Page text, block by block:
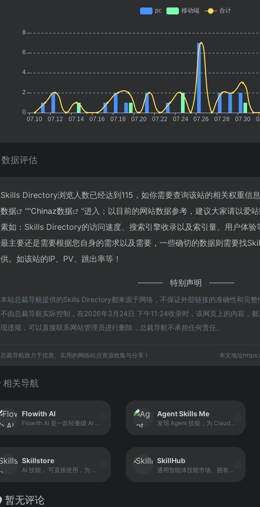
数据评估
Skills Directory浏览人数已经达到115，如你需要查询该站的相关权重信
数据
""Chinaz数据
"进入；以目前的网站数据参考，建议大家请以爱
素如：Skills Directory的访问速度、搜索引擎收录以及索引量、用户体验
最主要还是需要根据您自身的需求以及需要，一些确切的数据则需要找
供。如该站的IP、PV、跳出率等！
特别声明
本站总裁导航提供的Skills Directory都来源于网络，不保证外部链接的准确性和完整
不由总裁导航实际控制，在2026年3月24日 下午11:24收录时，该网页上的内容，
现违规，可以直接联系网站管理员进行删除，总裁导航不承担任何责任。
总裁导航致力于优质、实用的网络站点资源收集与分享！ 本文地址
相关导航
Flowith AI
Flowith AI 是一款轻量级 AI 创作与生产力工具，面向需要快速生成内容、提升工作效率的用户。它提供多种 AI 辅助功能，帮助用户在写作、整理、规划等任务中更快完成输出，并将想法转化为可用成果。
Agent Skills Me
发现 Agent 技能，为 Claude Code, Cursor, OpenCode, Codex CLI和 Gemini CLI浏览精选技能。每个技能都能让你的 AI 助手更高效地完成特定任务。人工精选，强调 “精而少”，适合不想自己筛太久的人。
Skillstore
AI 技能， 可直接使用，为 Claude、Codex 和 Claude Code 提供安全审计的技能。一键安装，质量已验证。中文友好，并强调技能做过安全审查，适合团队或合规敏感场景。
SkillHub
通用智能体技能市场。拥有7000余项经AI评估的Claude技能及智能体技能，兼容Claude Code、Codex CLI、Gemini CLI与OpenCode。可在Playground中即刻试用技能，一键安装至所有智能体。采用以质量为核心的精选机制，并通过大模型进行五维度评估。
暂无评论